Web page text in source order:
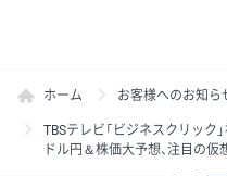
ホーム お客様へのお知ら
TBSテレビ「ビジネスクリック
ドル円＆株価大予想、注目の仮